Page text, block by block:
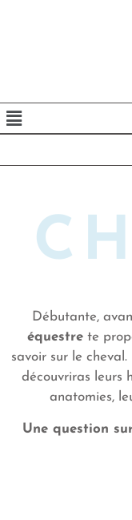
Débutante,
équestrete
savoir sur le
découvriras leurs
anatomies,
Une question